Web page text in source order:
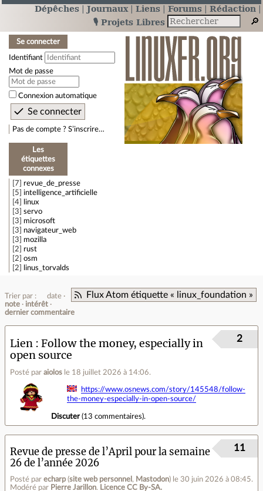
Dépêches Journaux Liens Forums
Rédaction
🎙️ Projets Libres
Se connecter
Identifiant
Mot de passe
Connexion automatique
Pas de compte ? S’inscrire…
Les
étiquettes
connexes
7
revue_de_presse
5
intelligence_artificielle
4
linux
3
servo
3
microsoft
3
navigateur_web
3
mozilla
2
rust
2
osm
2
linus_torvalds
Flux Atom étiquette « linux_foundation »
Trier par :
date
note
intérêt
dernier commentaire
Lien
Follow the money, especially in
open source
Posté par aiolos le 18 juillet 2026 à 14:06.
2
https://www.osnews.com/story/145548/follow-
the-money-especially-in-open-source/
Discuter(13 commentaires).
Revue de presse de l’April pour la semaine
26 de l’année 2026
Posté par echarp(site web personnel , Mastodon) le 30 juin 2026 à 08:45.
Modéré par Pierre Jarillon. Licence CC By‑SA.
11